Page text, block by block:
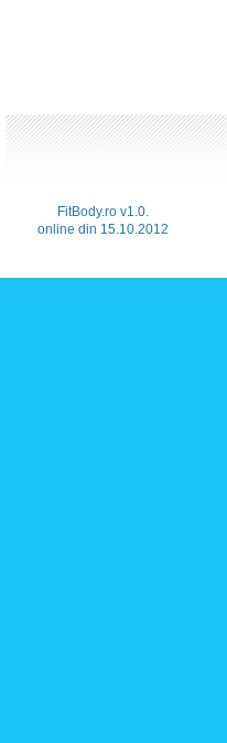
FitBody.ro v1.0.
online din 15.10.2012